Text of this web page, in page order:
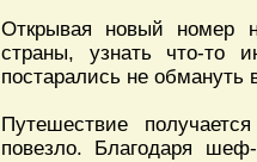
Открывая новый номер
страны, узнать что-то
постарались не
Путешествие
повезло. Благодаря